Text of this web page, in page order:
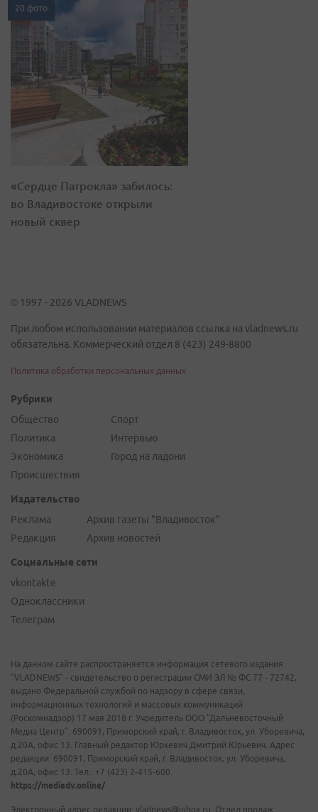
20 фото
«Сердце Патрокла» забилось:
во Владивостоке открыли
новый сквер
© 1997 - 2026 VLADNEWS
При любом использовании материалов ссылка на vladnews.ru
обязательна. Коммерческий отдел 8 (423) 249-8800
Политика обработки персональных данных
Рубрики
Общество
Политика
Экономика
Происшествия
Спорт
Интервью
Город на ладони
Издательство
Реклама
Редакция
Архив газеты "Владивосток"
Архив новостей
Социальные сети
vkontakte
Одноклассники
Телеграм
На данном сайте распространяется информация сетевого издания
"VLADNEWS" - свидетельство о регистрации СМИ ЭЛ № ФС 77 - 72742,
выдано Федеральной службой по надзору в сфере связи,
информационных технологий и массовых коммуникаций
(Роскомнадзор) 17 мая 2018 г. Учредитель ООО "Дальневосточный
Медиа Центр". 690091, Приморский край, г. Владивосток, ул. Уборевича,
д.20А, офис 13. Главный редактор Юркевич Дмитрий Юрьевич. Адрес
редакции: 690091, Приморский край, г. Владивосток, ул. Уборевича,
д.20А, офис 13. Тел.: +7 (423) 2-415-600.
https://mediadv.online/
Электронный адрес редакции: vladnews@inbox.ru. Отдел продаж